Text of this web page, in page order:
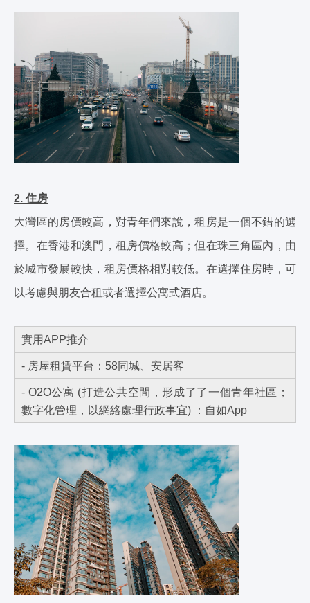
2. 住房
大灣區的房價較高，對青年們來說，租房是一個不錯的選
擇。在香港和澳門，租房價格較高；但在珠三角區內，由
於城市發展較快，租房價格相對較低。在選擇住房時，可
以考慮與朋友合租或者選擇公寓式酒店。
實用APP推介
- 房屋租賃平台：58同城、安居客
- O2O公寓 (打造公共空間，形成了了一個青年社區；
數字化管理，以網絡處理行政事宜) ：自如App